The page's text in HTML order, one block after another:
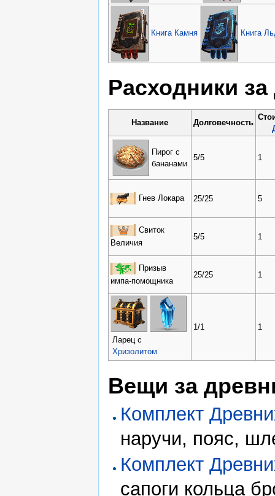
Книга Камня Книга
Расходники
Название Долговечность
Пирог с
бананами
5/5 1
Гнев Локара 25/25 5
Свиток
Величия
5/5 1
Призыв
импа-помощника
25/25 1
Ларец с
Хризолитом
1/1 1
Вещи за
Комплект
наручи, пояс,
Комплект
сапоги кольца